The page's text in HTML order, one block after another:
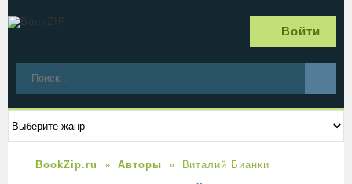
Войти
BookZip.ru Авторы Виталий Бианки